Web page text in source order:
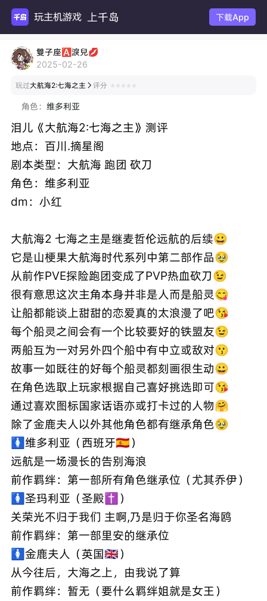
玩主机游戏 上千岛 下载App
雙子座🅰淚兒💋
2025-02-26
玩过大航海2:七海之主  评分
角色： 维多利亚
泪儿《大航海2:七海之主》测评
地点：百川.摘星阁
剧本类型：大航海 跑团 砍刀
角色：维多利亚
dm：小红
大航海2 七海之主是继麦哲伦远航的后续😀
它是山梗果大航海时代系列中第二部作品🥹
从前作PVE探险跑团变成了PVP热血砍刀😉
很有意思这次主角本身并非是人而是船灵😋
让船都能谈上甜甜的恋爱真的太浪漫了吧😘
每个船灵之间会有一个比较要好的铁盟友😉
两船互为一对另外四个船中有中立或敌对😗
故事一如既往的好每个船灵都刻画很生动😀
在角色选取上玩家根据自己喜好挑选即可😘
通过喜欢图标国家话语亦或打卡过的人物🤗
除了金鹿夫人以外其他角色都有继承角色🥹
🚺维多利亚（西班牙🇪🇸）
远航是一场漫长的告别海浪
前作羁绊：第一部所有角色继承位（尤其乔伊）
🚺圣玛利亚（圣殿✝️）
关荣光不归于我们 主啊,乃是归于你圣名海鸥
前作羁绊：第一部里安的继承位
🚺金鹿夫人（英国🇬🇧）
从今往后，大海之上，由我说了算
前作羁绊：暂无（要什么羁绊姐就是女王）